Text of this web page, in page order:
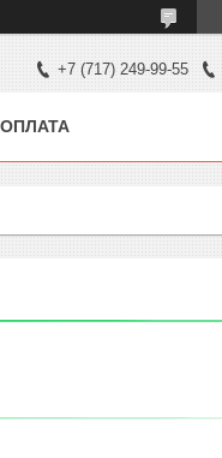
+7 (717) 249-99-55